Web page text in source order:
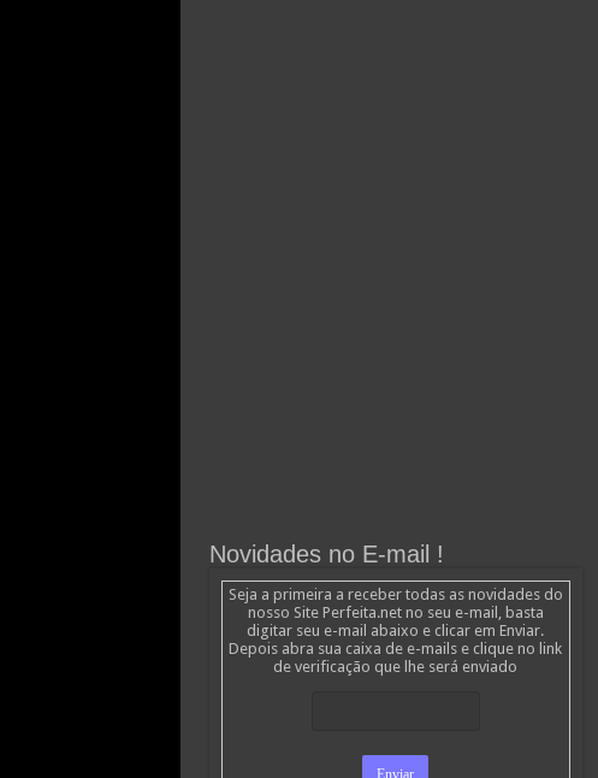
Novidades no E-mail !
Seja a primeira a receber todas as novidades do
nosso Site Perfeita.net no seu e-mail, basta
digitar seu e-mail abaixo e clicar em Enviar.
Depois abra sua caixa de e-mails e clique no link
de verificação que lhe será enviado